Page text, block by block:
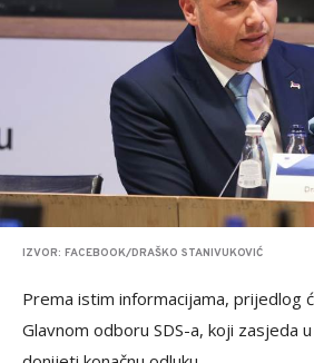
IZVOR: FACEBOOK/DRAŠKO STANIVUKOVIĆ
Prema istim informacijama, prijedlog
Glavnom odboru SDS-a, koji zasjeda